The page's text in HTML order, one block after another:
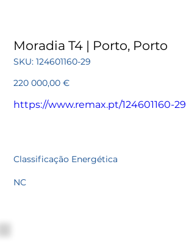
Moradia T4 | Porto, Porto
SKU: SKU
124601160-
124601160-29
Preço
220 000,00 €
https://www.remax.pt/124601160-29
Classificação Energética
NC